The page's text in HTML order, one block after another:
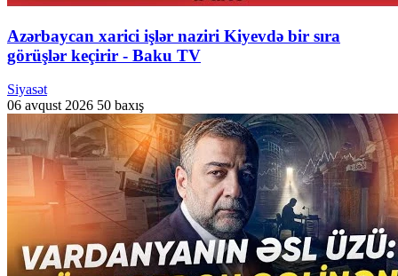
Azərbaycan xarici işlər naziri Kiyevdə bir sıra
görüşlər keçirir - Baku TV
Siyasət
06 avqust 2026 50 baxış